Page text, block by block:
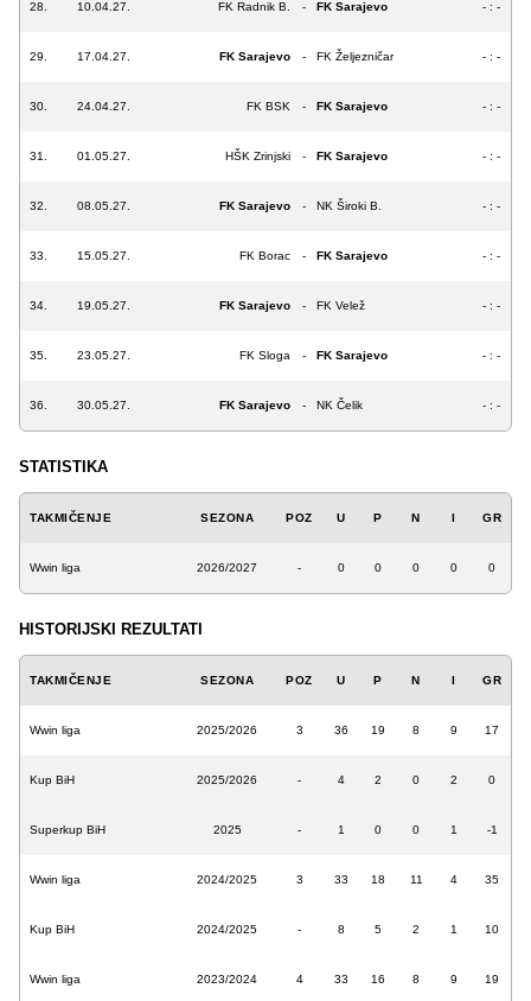
28. 10.04.27. FK Radnik B. - FK Sarajevo - : -
29. 17.04.27. FK Sarajevo - FK Željezničar - : -
30. 24.04.27. FK BSK - FK Sarajevo - : -
31. 01.05.27. HŠK Zrinjski - FK Sarajevo - : -
32. 08.05.27. FK Sarajevo - NK Široki B. - : -
33. 15.05.27. FK Borac - FK Sarajevo - : -
34. 19.05.27. FK Sarajevo - FK Velež - : -
35. 23.05.27. FK Sloga - FK Sarajevo - : -
36. 30.05.27. FK Sarajevo - NK Čelik - : -
STATISTIKA
TAKMIČENJE SEZONA POZ U P N I GR
Wwin liga 2026/2027 - 0 0 0 0 0
HISTORIJSKI REZULTATI
TAKMIČENJE SEZONA POZ U P N I GR
Wwin liga 2025/2026 3 36 19 8 9 17
Kup BiH 2025/2026 - 4 2 0 2 0
Superkup BiH 2025 - 1 0 0 1 -1
Wwin liga 2024/2025 3 33 18 11 4 35
Kup BiH 2024/2025 - 8 5 2 1 10
Wwin liga 2023/2024 4 33 16 8 9 19